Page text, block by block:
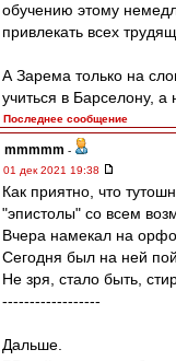
обучению этому
привлекать всех
А Зарема только на
учиться в Барселону, а
Последнее сообщение
mmmmm -
01 дек 2021 19:38
Как приятно, что
"эпистолы" со всем
Вчера намекал на
Сегодня был на ней
Не зря, стало быть,
------------------
Дальше.